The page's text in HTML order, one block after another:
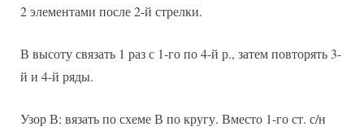
2 элементами после 2-й стрелки.
В высоту связать 1 раз с 1-го по 4-й р., затем повторять 3-
й и 4-й ряды.
Узор В: вязать по схеме В по кругу. Вместо 1-го ст. с/н